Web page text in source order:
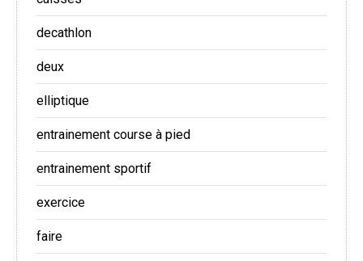
decathlon
deux
elliptique
entrainement course à pied
entrainement sportif
exercice
faire